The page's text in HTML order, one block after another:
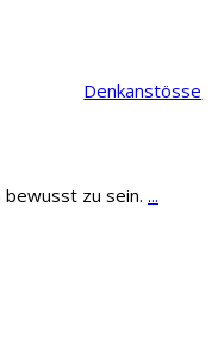
Denkanstösse
zu sein. ...